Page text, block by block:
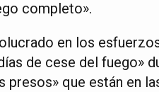
completo».
en los
de cese del fuego»
presos» que están en